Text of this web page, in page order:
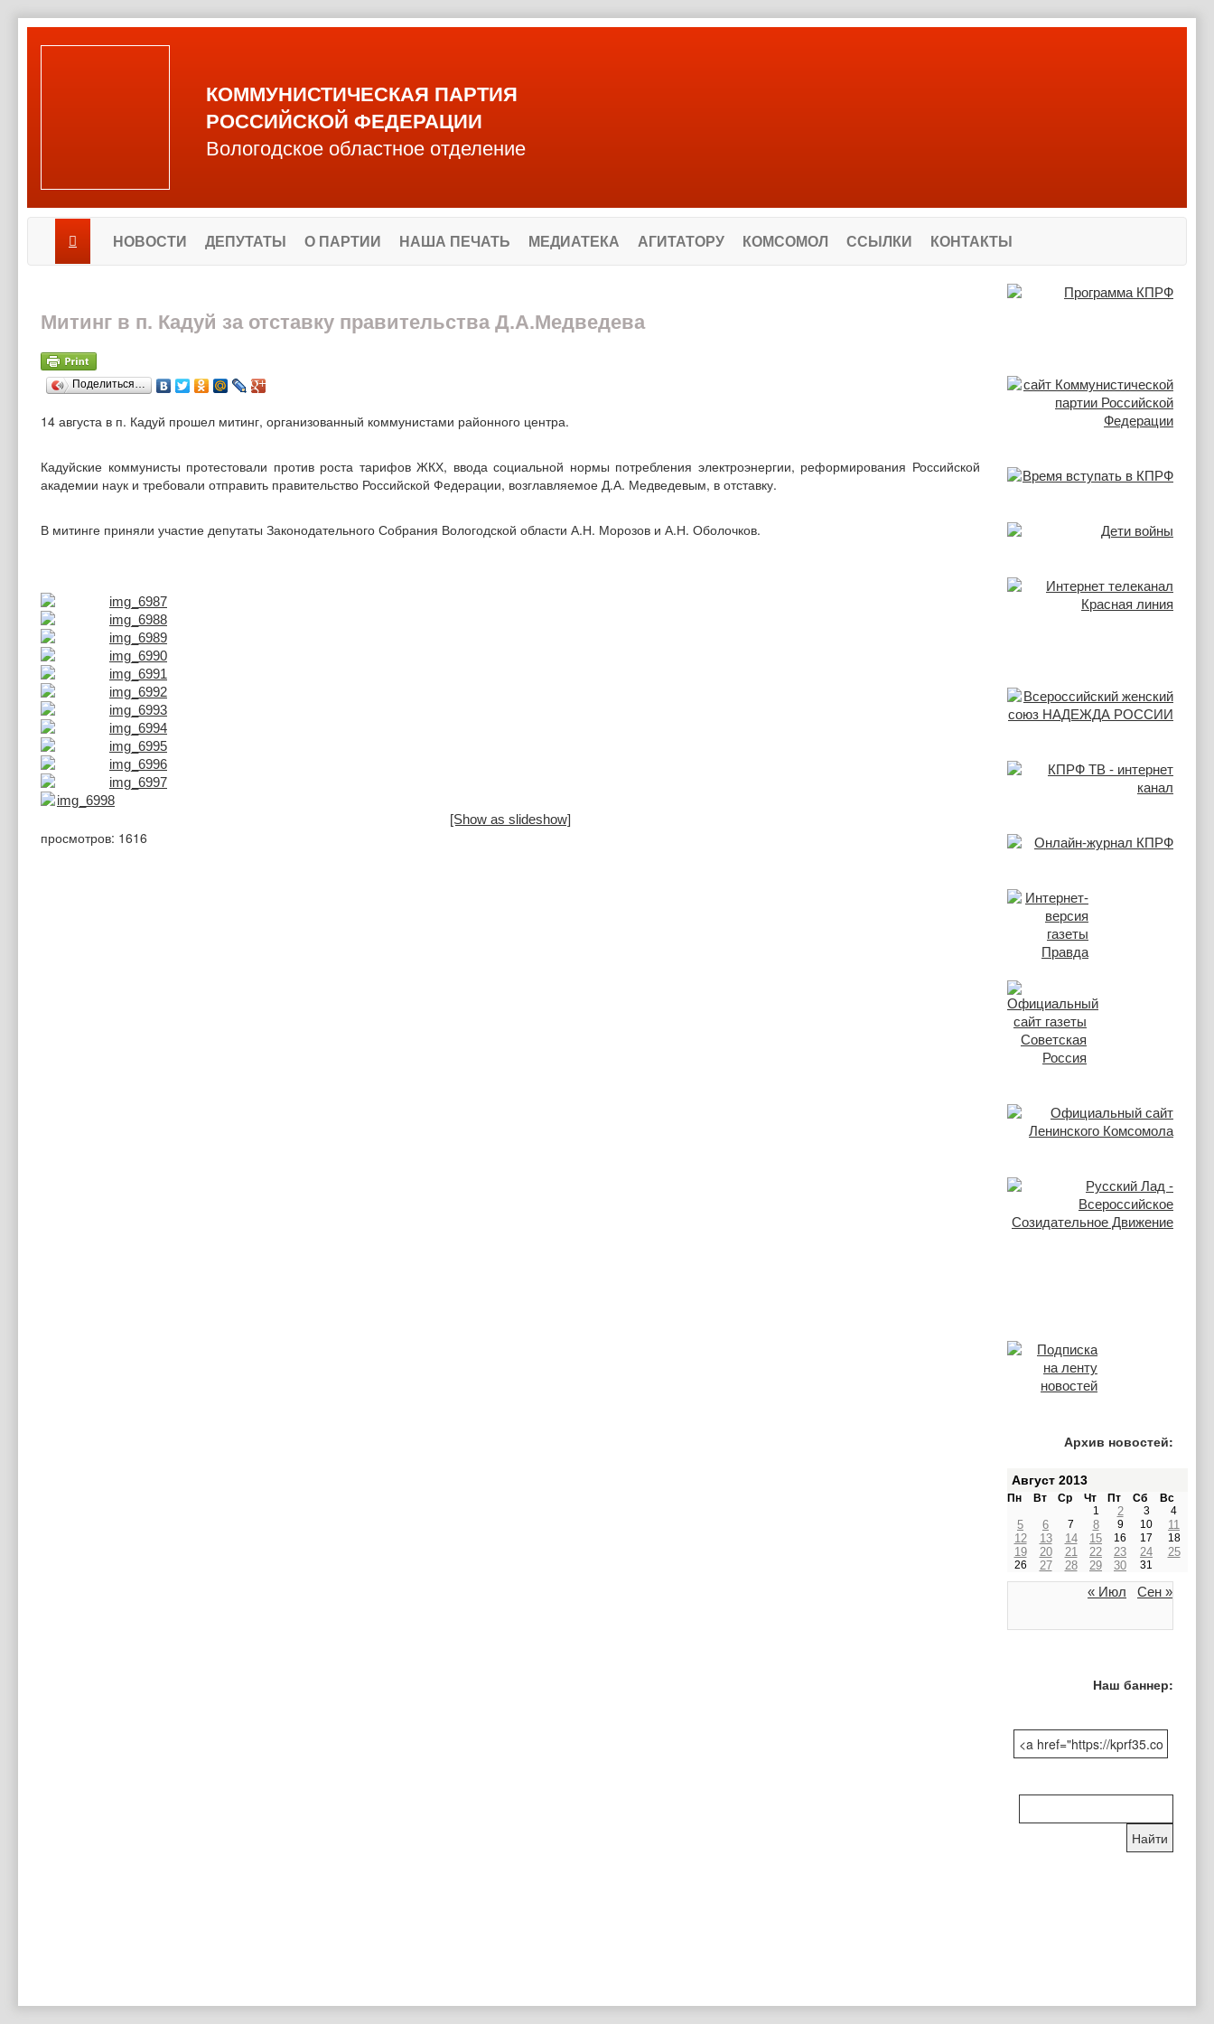
КОММУНИСТИЧЕСКАЯ ПАРТИЯ
РОССИЙСКОЙ ФЕДЕРАЦИИ
Вологодское областное отделение
НОВОСТИ ДЕПУТАТЫ О ПАРТИИ НАША ПЕЧАТЬ МЕДИАТЕКА АГИТАТОРУ КОМСОМОЛ ССЫЛКИ КОНТАКТЫ
Митинг в п. Кадуй за отставку правительства Д.А.Медведева
Поделиться…
14 августа в п. Кадуй прошел митинг, организованный коммунистами районного центра.
Кадуйские коммунисты протестовали против роста тарифов ЖКХ, ввода социальной нормы потребления электроэнергии, реформирования Российской
академии наук и требовали отправить правительство Российской Федерации, возглавляемое Д.А. Медведевым, в отставку.
В митинге приняли участие депутаты Законодательного Собрания Вологодской области А.Н. Морозов и А.Н. Оболочков.
[Show as slideshow]
просмотров: 1616
Архив новостей:
Август 2013
Пн Вт Ср Чт Пт Сб
Вс
1
2 3 4
5 6 7 8 9 10
11
12
13 14 15 16 17 18
19 20 21 22 23 24 25
26 27 28 29 30 31
« Июл Сен »
Наш баннер:
по